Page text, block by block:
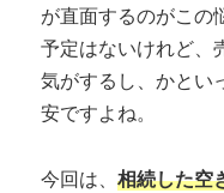
が直面するのがこの
予定はないけれど、
気がするし、かとい
安ですよね。
今回は、 相続した空